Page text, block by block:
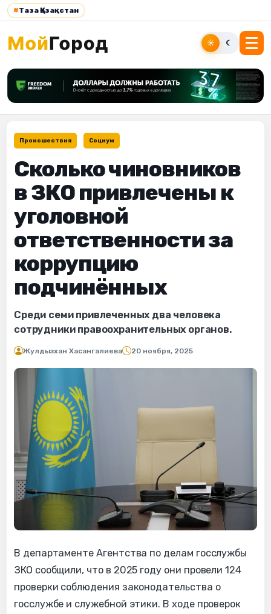
#Таза Қазақстан
☀ ☾
Происшествия Социум
Сколько чиновников
в ЗКО привлечены к
уголовной
ответственности за
коррупцию
подчинённых
Среди семи привлеченных два человека
сотрудники правоохранительных органов.
Жулдызхан Хасангалиева 20 ноября, 2025
В департаменте Агентства по делам госслужбы
ЗКО сообщили, что в 2025 году они провели 124
проверки соблюдения законодательства о
госслужбе и служебной этики. В ходе проверок